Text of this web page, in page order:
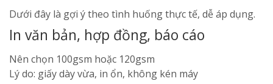
Dưới đây là gợi ý theo tình huống thực tế, dễ áp dụng.
In văn bản, hợp đồng, báo cáo
Nên chọn 100gsm hoặc 120gsm
Lý do: giấy dày vừa, in ổn, không kén máy